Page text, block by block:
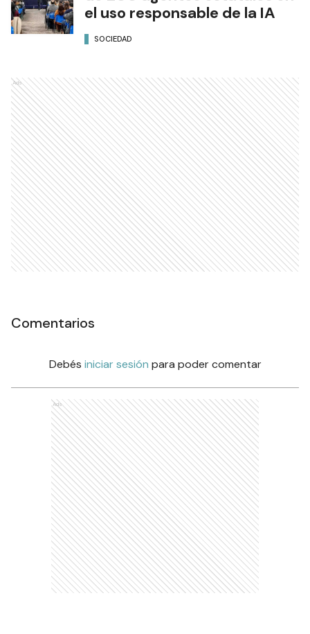
Formosa capacitó alrededor
de 200 agentes estatales en
SOCIEDAD
Ads
Debés iniciar sesiónpara poder comentar
Ads